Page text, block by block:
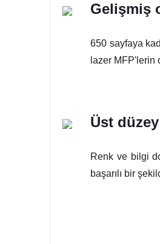
Gelişmiş
650 sayfaya
lazer MFP'lerin
Üst
Renk ve bilgi
başarılı bir